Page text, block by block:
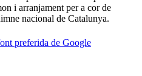
i arranjament per a cor de
nacional de Catalunya.
preferida de Google